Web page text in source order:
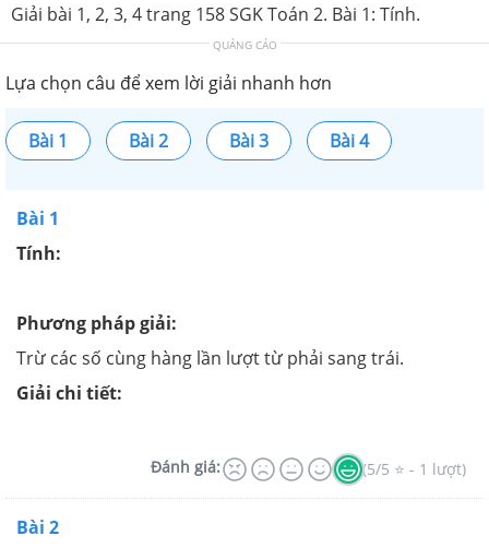
Giải bài 1, 2, 3, 4 trang 158 SGK Toán 2. Bài 1: Tính.
QUẢNG CÁO
Lựa chọn câu để xem lời giải nhanh hơn
Bài 1 Bài 2 Bài 3 Bài 4
Bài 1
Tính:
Phương pháp giải:
Trừ các số cùng hàng lần lượt từ phải sang trái.
Giải chi tiết:
Đánh giá: (5/5 ⭐ - 1 lượt)
Bài 2